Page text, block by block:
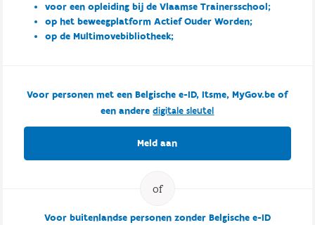
voor een opleiding bij de Vlaamse Trainersschool;
op het beweegplatform Actief Ouder Worden;
op de Multimovebibliotheek;
Voor personen met een Belgische e-ID, Itsme, MyGov.be of
een anderedigitale sleutel
Meld aan
Voor buitenlandse personen zonder Belgische e-ID